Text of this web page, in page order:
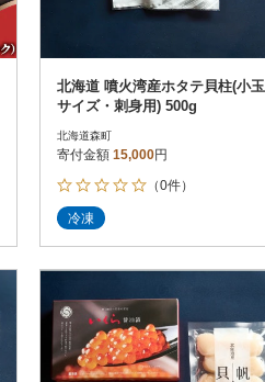
北海道 噴火湾産ホタテ貝柱(小玉
サイズ・刺身用) 500g
北海道森町
寄付金額 15,000円
（0件）
冷凍